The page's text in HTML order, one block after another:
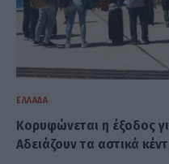
ΕΛΛΆΔΑ
Κορυφώνεται η έξοδος
Αδειάζουν τα αστικά